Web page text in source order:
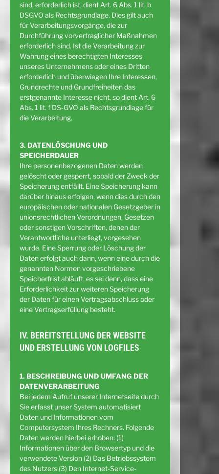
sind, erforderlich ist, dient Art. 6 Abs. 1 lit. b
DSGVO als Rechtsgrundlage. Dies gilt auch
für Verarbeitungsvorgänge, die zur
Durchführung vorvertraglicher Maßnahmen
erforderlich sind. Ist die Verarbeitung zur
Wahrung eines berechtigten Interesses
unseres Unternehmens oder eines Dritten
erforderlich und überwiegen Ihre Interessen,
Grundrechte und Grundfreiheiten das
erstgenannte Interesse nicht, so dient Art. 6
Abs. 1 lit. f DS-GVO als Rechtsgrundlage für
die Verarbeitung.
3. DATENLÖSCHUNG UND
SPEICHERDAUER
Ihre personenbezogenen Daten werden
gelöscht oder gesperrt, sobald der Zweck der
Speicherung entfällt. Eine Speicherung kann
darüber hinaus erfolgen, wenn dies durch den
europäischen oder nationalen Gesetzgeber in
unionsrechtlichen Verordnungen, Gesetzen
oder sonstigen Vorschriften, denen der
Verantwortliche unterliegt, vorgesehen
wurde. Eine Sperrung oder Löschung der
Daten erfolgt auch dann, wenn eine durch die
genannten Normen vorgeschriebene
Speicherfrist abläuft, es sei denn, dass eine
Erforderlichkeit zur weiteren Speicherung
der Daten für einen Vertragsabschluss oder
eine Vertragserfüllung besteht.
IV. BEREITSTELLUNG DER WEBSITE
UND ERSTELLUNG VON LOGFILES
1. BESCHREIBUNG UND UMFANG DER
DATENVERARBEITUNG
Bei jedem Aufruf unserer Internetseite durch
Sie erfasst unser System automatisiert
Daten und Informationen vom
Computersystem Ihres Rechners. Folgende
Daten werden hierbei erhoben: (1)
Informationen über den Browsertyp und die
verwendete Version (2) Das Betriebssystem
des Nutzers (3) Den Internet-Service-